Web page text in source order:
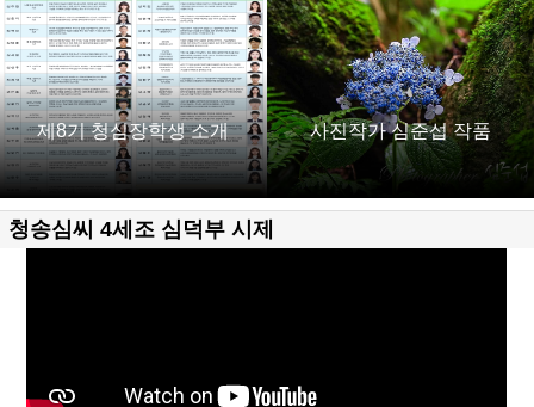
제8기 청심장학생 소개 사진작가 심준섭 작품
청송심씨 4세조 심덕부 시제